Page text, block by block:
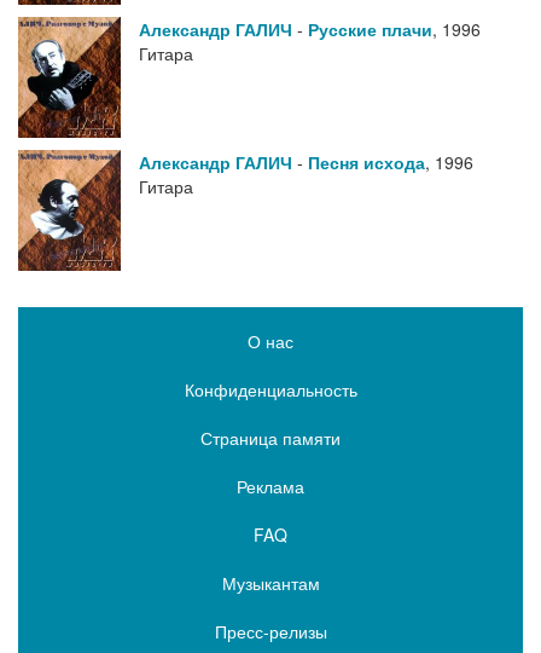
Александр ГАЛИЧ - Русские плачи, 1996
Гитара
Александр ГАЛИЧ - Песня исхода, 1996
Гитара
О нас
Конфиденциальность
Страница памяти
Реклама
FAQ
Музыкантам
Пресс-релизы